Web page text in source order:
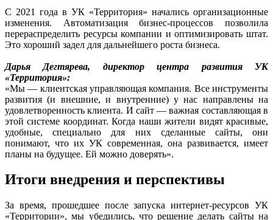
С 2021 года в УК «Территория» начались организационные
изменения. Автоматизация бизнес-процессов позволила
перераспределить ресурсы компании и оптимизировать штат.
Это хороший задел для дальнейшего роста бизнеса.
Дарья Дегтярева, директор центра развития УК
«Территория»:
«Мы — клиентская управляющая компания. Все инструменты
развития (и внешние, и внутренние) у нас направлены на
удовлетворенность клиента. И сайт — важная составляющая в
этой системе координат. Когда наши жители видят красивые,
удобные, специально для них сделанные сайты, они
понимают, что их УК современная, она развивается, имеет
планы на будущее. Ей можно доверять».
Итоги внедрения и перспективы
За время, прошедшее после запуска интернет-ресурсов УК
«Территории», мы убедились, что решение делать сайты на